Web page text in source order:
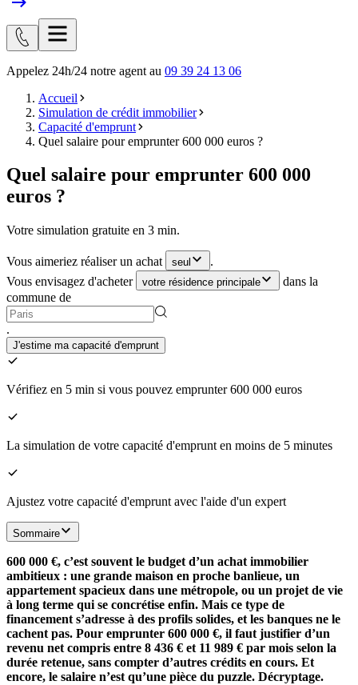
Appelez 24h/24 notre agent au 09 39 24 13 06
Accueil
Simulation de crédit immobilier
Capacité d'emprunt
Quel salaire pour emprunter 600 000 euros ?
Quel salaire pour emprunter 600 000
euros ?
Votre simulation gratuite en 3 min.
Vous aimeriez réaliser un achat seul
.
Vous envisagez d'acheter
votre résidence principale
dans la
commune de
.
J'estime ma capacité d'emprunt
Vérifiez en 5 min si vous pouvez emprunter 600 000 euros
La simulation de votre capacité d'emprunt en moins de 5 minutes
Ajustez votre capacité d'emprunt avec l'aide d'un expert
Sommaire
600 000 €, c’est souvent le budget d’un achat immobilier
ambitieux : une grande maison en proche banlieue, un
appartement spacieux dans une métropole, ou un projet de vie
à long terme qui se concrétise enfin. Mais ce type de
financement s’adresse à des profils solides, et les banques ne le
cachent pas. Pour emprunter 600 000 €, il faut justifier d’un
revenu net compris entre 8 436 € et 11 989 € par mois selon la
durée retenue, sans compter d’autres crédits en cours. Et
encore, le salaire n’est qu’une pièce du puzzle. Décryptage.